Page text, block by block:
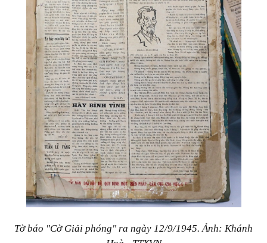
Tờ báo "Cờ Giải phóng" ra ngày 12/9/1945. Ảnh: Khánh